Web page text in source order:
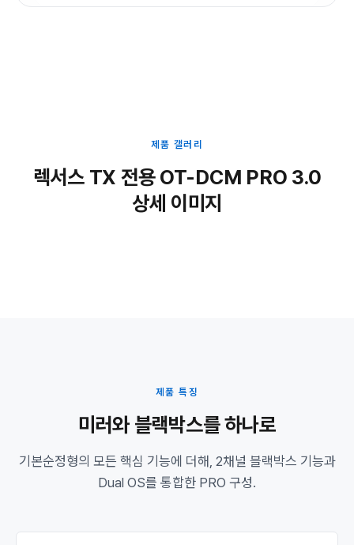
제품 갤러리
렉서스 TX 전용 OT-DCM PRO 3.0
상세 이미지
제품 특징
미러와 블랙박스를 하나로
기본순정형의 모든 핵심 기능에 더해, 2채널 블랙박스 기능과
Dual OS를 통합한 PRO 구성.